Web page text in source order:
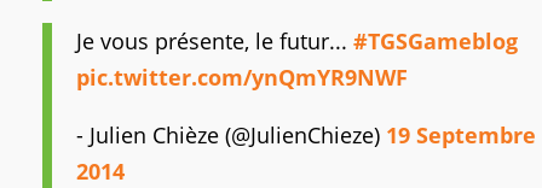
Je vous présente, le futur... #TGSGameblog
pic.twitter.com/ynQmYR9NWF
- Julien Chièze (@JulienChieze) 19 Septembre
2014